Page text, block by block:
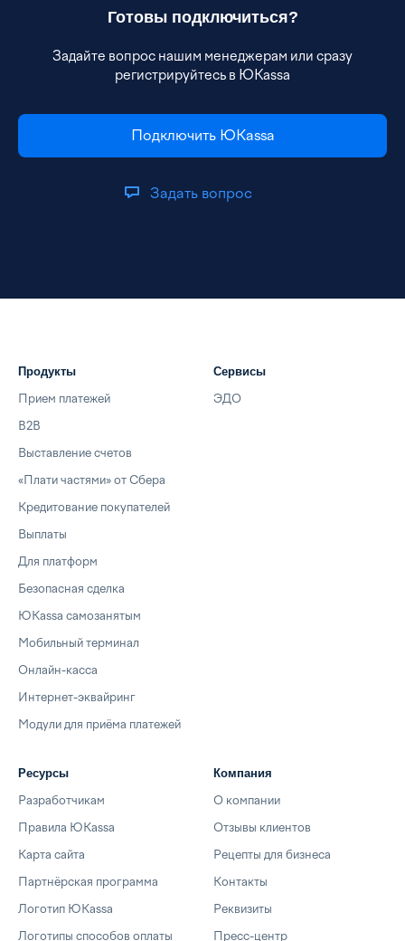
Готовы подключиться?
Задайте вопрос нашим менеджерам или сразу
регистрируйтесь в ЮKassa
Подключить ЮKassa
Задать вопрос
Продукты
Прием платежей
B2B
Выставление счетов
«Плати частями» от Сбера
Кредитование покупателей
Выплаты
Для платформ
Безопасная сделка
ЮKassa самозанятым
Мобильный терминал
Онлайн-касса
Интернет-эквайринг
Модули для приёма платежей
Сервисы
ЭДО
Ресурсы
Разработчикам
Правила ЮKassa
Карта сайта
Партнёрская программа
Логотип ЮKassa
Логотипы способов оплаты
Компания
О компании
Отзывы клиентов
Рецепты для бизнеса
Контакты
Реквизиты
Пресс-центр